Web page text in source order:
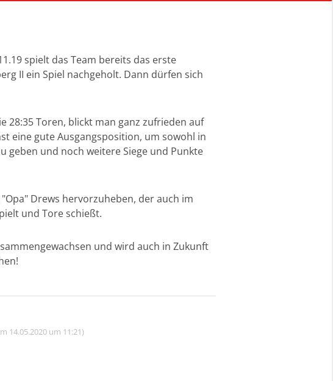
spielt das Team bereits das erste
II ein Spiel nachgeholt. Dann dürfen sich
28:35 Toren, blickt man ganz zufrieden auf
eine gute Ausgangsposition, um sowohl in
geben und noch weitere Siege und Punkte
Drews hervorzuheben, der auch im
und Tore schießt.
und wird auch in Zukunft
14.05.2020 um 11:21)